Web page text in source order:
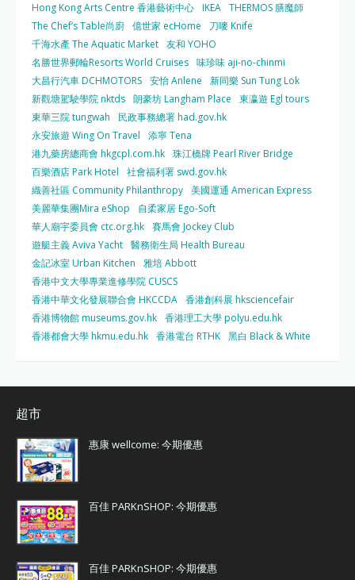
Hong Kong Arts Centre 香港藝術中心 IKEA THERMOS 膳魔師
The Chef’s Table尚廚 億世家 ecHome
刀嘜 Knife
千海水產 The Aquatic Market 友和 YOHO
名勝世界郵輪Resorts World Cruises 味珍味 aji-no-chinmi
大昌行汽車 DCHMOTORS 安怡 Anlene
新同樂 Sun Tung Lok
新觀塘駕駛學院 nktds 朗豪坊 Langham Place
東瀛遊 Egl tours
東華三院 tungwah
民政事務總署 had.gov.hk
永安旅遊 Wing On Travel
添寧 Tena
港九藥房總商會 hkgcpl.com.hk 珠江橋牌 Pearl River Bridge
百樂酒店 Park Hotel
社會福利署 swd.gov.hk
織善社區 Community Philanthropy 美國運通 American Express
美麗華集團Mira eShop
自柔家居 Ego-Soft
華人廟宇委員會 ctc.org.hk 賽馬會 Jockey Club
遊艇主義 Aviva Yacht 醫務衛生局 Health Bureau
金記冰室 Urban Kitchen
雅培 Abbott
香港中文大學專業進修學院 CUSCS
香港中華文化發展聯合會 HKCCDA 香港創科展 hksciencefair
香港博物館 museums.gov.hk 香港理工大學 polyu.edu.hk
香港都會大學 hkmu.edu.hk 香港電台 RTHK 黑白 Black & White
超市
惠康 wellcome: 今期優惠
百佳 PARKnSHOP: 今期優惠
百佳 PARKnSHOP: 今期優惠